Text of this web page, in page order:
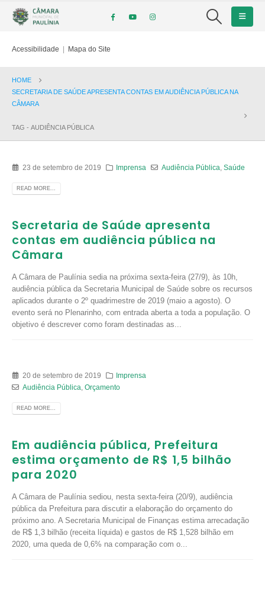
Acessibilidade | Mapa do Site
HOME
SECRETARIA DE SAÚDE APRESENTA CONTAS EM AUDIÊNCIA PÚBLICA NA
CÂMARA
TAG - AUDIÊNCIA PÚBLICA
23 de setembro de 2019 Imprensa Audiência Pública ,Saúde
READ MORE...
Secretaria de Saúde apresenta
contas em audiência pública na
Câmara
A Câmara de Paulínia sedia na próxima sexta-feira (27/9), às 10h,
audiência pública da Secretaria Municipal de Saúde sobre os recursos
aplicados durante o 2º quadrimestre de 2019 (maio a agosto). O
evento será no Plenarinho, com entrada aberta a toda a população. O
objetivo é descrever como foram destinadas as...
20 de setembro de 2019
Imprensa
Audiência Pública Orçamento
READ MORE...
Em audiência pública, Prefeitura
estima orçamento de R$ 1,5 bilhão
para 2020
A Câmara de Paulínia sediou, nesta sexta-feira (20/9), audiência
pública da Prefeitura para discutir a elaboração do orçamento do
próximo ano. A Secretaria Municipal de Finanças estima arrecadação
de R$ 1,3 bilhão (receita líquida) e gastos de R$ 1,528 bilhão em
2020, uma queda de 0,6% na comparação com o...